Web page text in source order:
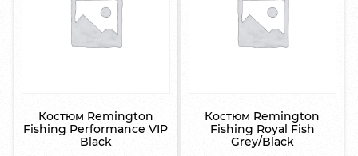
Костюм Remington
Fishing Performance VIP
Black
Костюм Remington
Fishing Royal Fish
Grey/Black